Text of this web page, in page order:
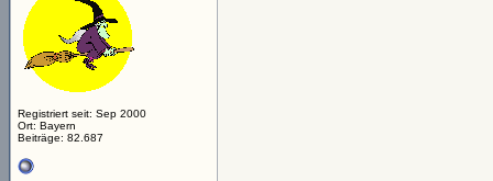
Registriert seit: Sep 2000
Ort: Bayern
Beiträge: 82.687